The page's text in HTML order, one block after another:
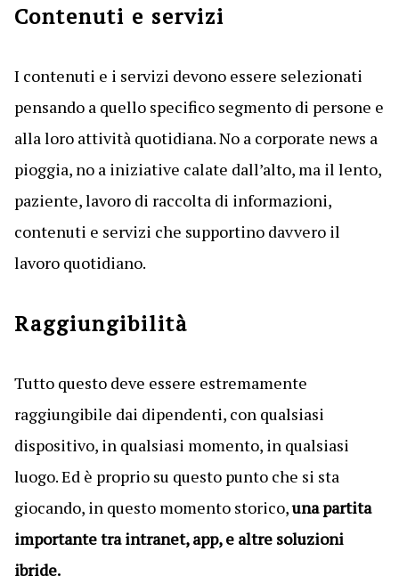
Contenuti e servizi
I contenuti e i servizi devono essere selezionati
pensando a quello specifico segmento di persone e
alla loro attività quotidiana. No a corporate news a
pioggia, no a iniziative calate dall’alto, ma il lento,
paziente, lavoro di raccolta di informazioni,
contenuti e servizi che supportino davvero il
lavoro quotidiano.
Raggiungibilità
Tutto questo deve essere estremamente
raggiungibile dai dipendenti, con qualsiasi
dispositivo, in qualsiasi momento, in qualsiasi
luogo. Ed è proprio su questo punto che si sta
giocando, in questo momento storico,una partita
importante tra intranet, app, e altre soluzioni
ibride.